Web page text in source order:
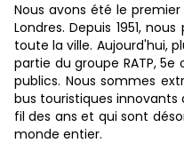
Nous avons été le
Londres. Depuis 1951,
toute la ville. Aujourd'hui,
partie du groupe RATP,
publics. Nous sommes
bus touristiques innovants
fil des ans et qui sont
monde entier.